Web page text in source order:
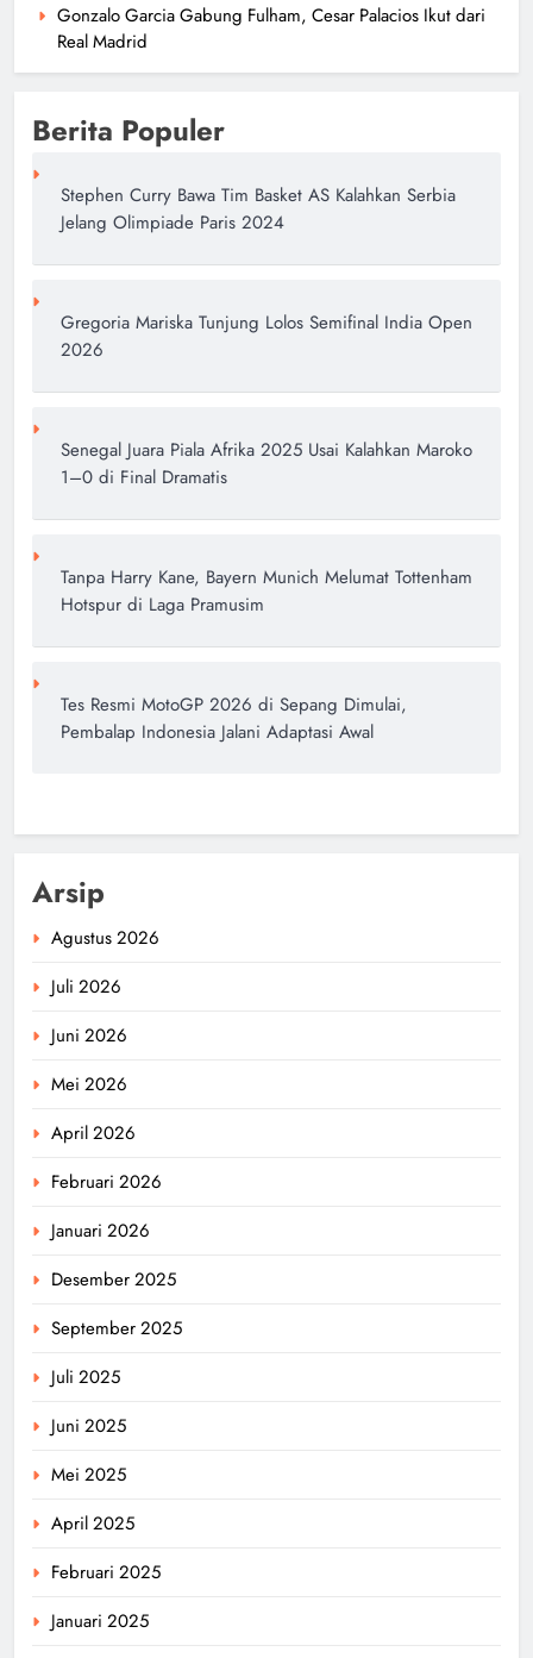
Soeratin Kota Malang 2026, Siap
Gonzalo Garcia Gabung Fulham, Cesar Palacios Ikut dari
Real Madrid
Berita Populer
Stephen Curry Bawa Tim Basket AS Kalahkan Serbia
Jelang Olimpiade Paris 2024
Gregoria Mariska Tunjung Lolos Semifinal India Open
2026
Senegal Juara Piala Afrika 2025 Usai Kalahkan Maroko
1–0 di Final Dramatis
Tanpa Harry Kane, Bayern Munich Melumat Tottenham
Hotspur di Laga Pramusim
Tes Resmi MotoGP 2026 di Sepang Dimulai,
Pembalap Indonesia Jalani Adaptasi Awal
Arsip
Agustus 2026
Juli 2026
Juni 2026
Mei 2026
April 2026
Februari 2026
Januari 2026
Desember 2025
September 2025
Juli 2025
Juni 2025
Mei 2025
April 2025
Februari 2025
Januari 2025